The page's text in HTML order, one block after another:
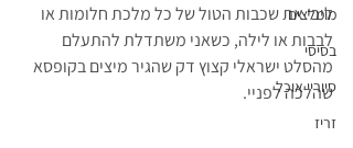
מומלצים
בסיסי
סיוריי אוכל
זריז
ליבי את שכבות הטול של כל מלכת חלומות או
לבבות או לילה, כשאני משתדלת להתעלם
מהסלט ישראלי קצוץ דק שהגיר מיצים בקופסא
שהלכה לפניי.